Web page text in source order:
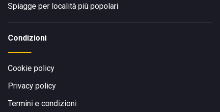
Spiagge per località più popolari
Condizioni
Cookie policy
Privacy policy
Termini e condizioni